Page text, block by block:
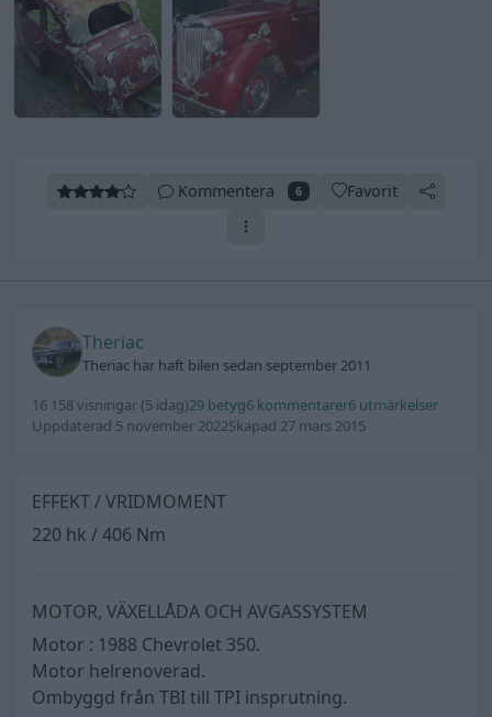
Kommentera 6 Favorit
Theriac
Theriac har haft bilen sedan september 2011
16 158 visningar (5 idag)29 betyg6 kommentarer6 utmärkelser
Uppdaterad 5 november 2022Skapad 27 mars 2015
EFFEKT / VRIDMOMENT
220 hk / 406 Nm
MOTOR, VÄXELLÅDA OCH AVGASSYSTEM
Motor : 1988 Chevrolet 350.
Motor helrenoverad.
Ombyggd från TBI till TPI insprutning.